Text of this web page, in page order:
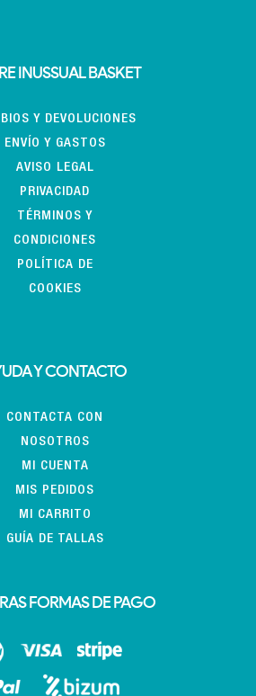
INUSSUAL BASKET
Y DEVOLUCIONES
ENVÍO Y GASTOS
AVISO LEGAL
PRIVACIDAD
TÉRMINOS Y
CONDICIONES
POLÍTICA DE
COOKIES
Y CONTACTO
CONTACTA CON
NOSOTROS
MI CUENTA
MIS PEDIDOS
MI CARRITO
GUÍA DE TALLAS
FORMAS DE PAGO